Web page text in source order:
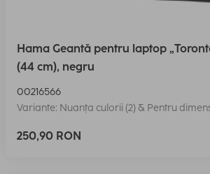
Hama Geantă pentru laptop
(44 cm), negru
00216566
Variante: Nuanța culorii (2) & Pentru
250,90 RON